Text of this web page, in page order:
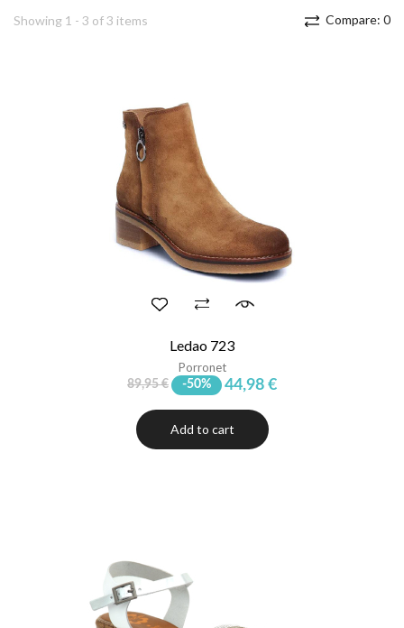
Compare: 0
Showing 1 - 3 of 3 items
Ledao 723
Porronet
89,95 € -50% 44,98 €
Add to cart